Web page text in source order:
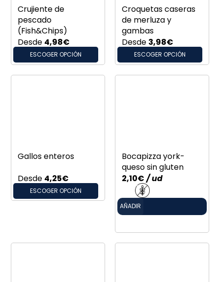
Crujiente de
pescado
(Fish&Chips)
Desde 4,98€
ESCOGER OPCIÓN
Croquetas caseras
de merluza y
gambas
Desde 3,98€
ESCOGER OPCIÓN
Gallos enteros
Desde 4,25€
ESCOGER OPCIÓN
Bocapizza york-
queso sin gluten
2,10€ / ud
AÑADIR